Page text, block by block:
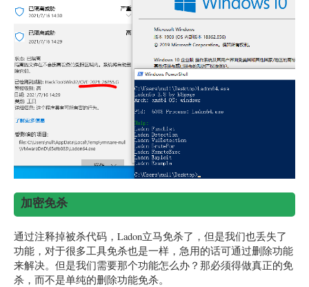
加密免杀
通过注释掉被杀代码，Ladon立马免杀了，但是我们也丢失了
功能，对于很多工具免杀也是一样，急用的话可通过删除功能
来解决。但是我们需要那个功能怎么办？那必须得做真正的免
杀，而不是单纯的删除功能免杀。